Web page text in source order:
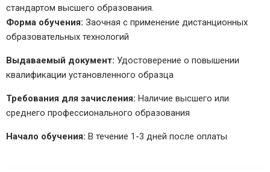
стандартом высшего образования.
Форма обучения: Заочная с применение дистанционных
образовательных технологий
Выдаваемый документ: Удостоверение о повышении
квалификации установленного образца
Требования для зачисления: Наличие высшего или
среднего профессионального образования
Начало обучения: В течение 1-3 дней после оплаты